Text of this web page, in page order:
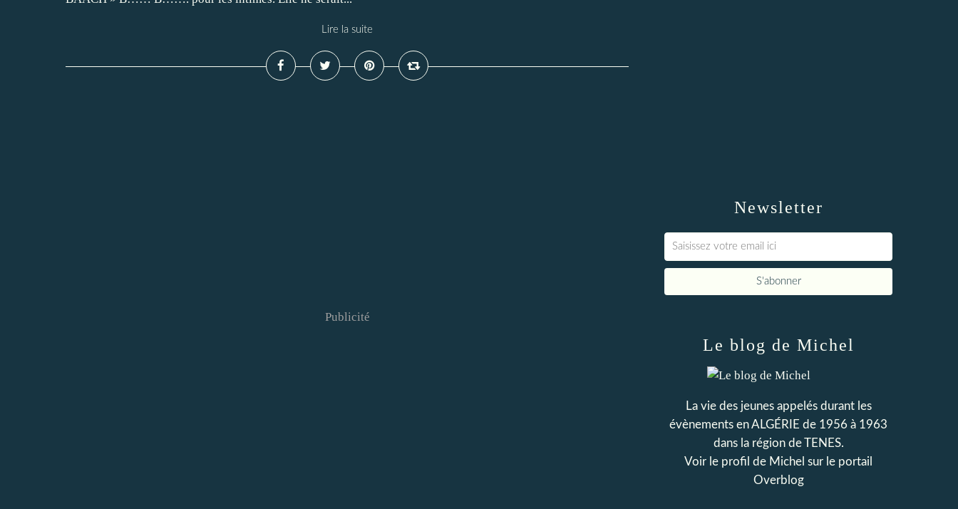
Lire la suite
Publicité
Newsletter
Le blog de Michel
La vie des jeunes appelés durant les
évènements en ALGÉRIE de 1956 à 1963
dans la région de TENES.
Voir le profil de Michel sur le portail
Overblog